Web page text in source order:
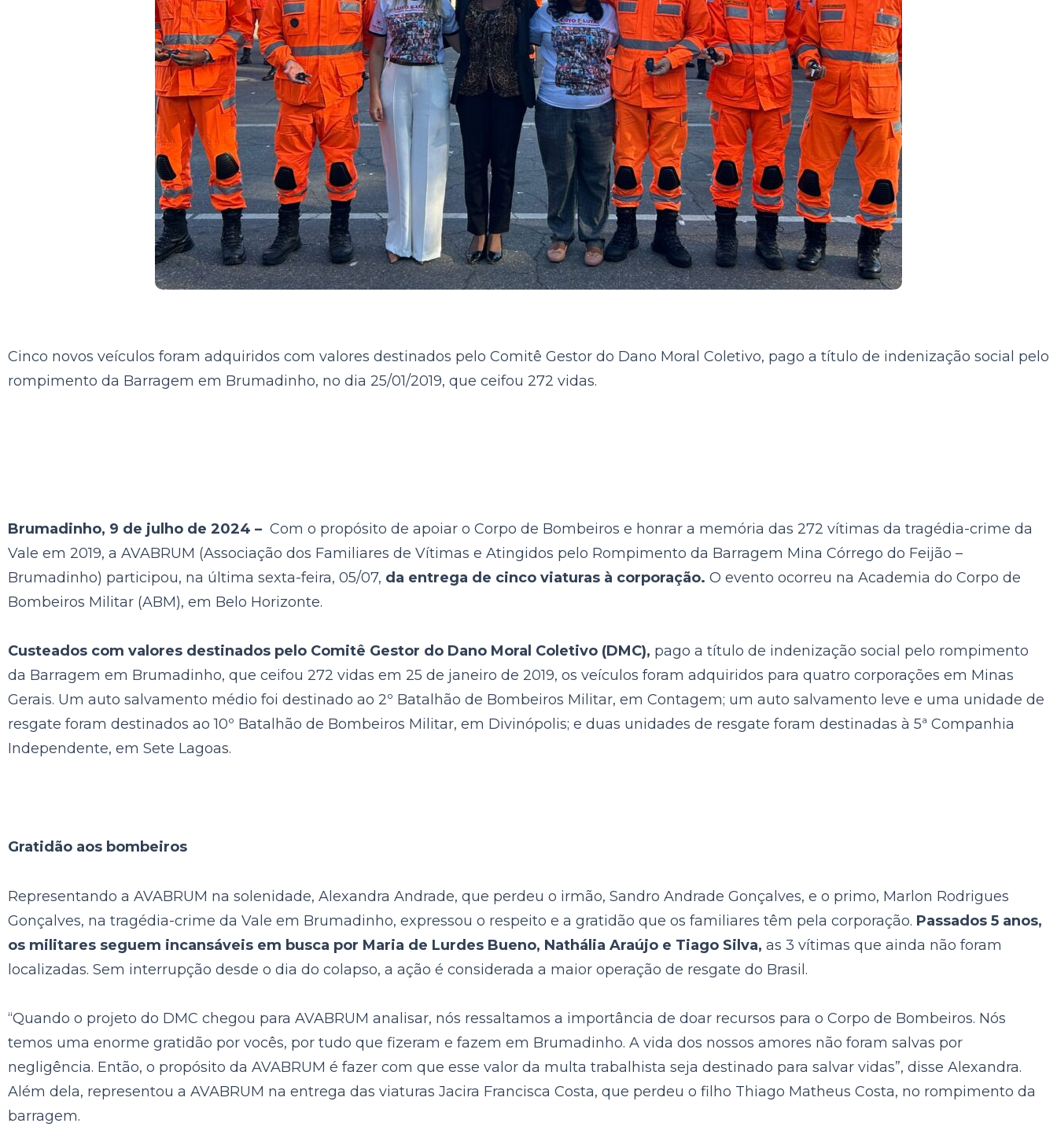
Cinco novos veículos foram adquiridos com valores destinados pelo Comitê Gestor do Dano Moral Coletivo, pago a título de indenização social pelo
rompimento da Barragem em Brumadinho, no dia 25/01/2019, que ceifou 272 vidas.
Brumadinho, 9 de julho de 2024 – Com o propósito de apoiar o Corpo de Bombeiros e honrar a memória das 272 vítimas da tragédia-crime da
Vale em 2019, a AVABRUM (Associação dos Familiares de Vítimas e Atingidos pelo Rompimento da Barragem Mina Córrego do Feijão –
Brumadinho) participou, na última sexta-feira, 05/07, da entrega de cinco viaturas à corporação. O evento ocorreu na Academia do Corpo de
Bombeiros Militar (ABM), em Belo Horizonte.
Custeados com valores destinados pelo Comitê Gestor do Dano Moral Coletivo (DMC), pago a título de indenização social pelo rompimento
da Barragem em Brumadinho, que ceifou 272 vidas em 25 de janeiro de 2019, os veículos foram adquiridos para quatro corporações em Minas
Gerais. Um auto salvamento médio foi destinado ao 2º Batalhão de Bombeiros Militar, em Contagem; um auto salvamento leve e uma unidade de
resgate foram destinados ao 10º Batalhão de Bombeiros Militar, em Divinópolis; e duas unidades de resgate foram destinadas à 5ª Companhia
Independente, em Sete Lagoas.
Gratidão aos bombeiros
Representando a AVABRUM na solenidade, Alexandra Andrade, que perdeu o irmão, Sandro Andrade Gonçalves, e o primo, Marlon Rodrigues
Gonçalves, na tragédia-crime da Vale em Brumadinho, expressou o respeito e a gratidão que os familiares têm pela corporação. Passados 5 anos,
os militares seguem incansáveis em busca por Maria de Lurdes Bueno, Nathália Araújo e Tiago Silva, as 3 vítimas que ainda não foram
localizadas. Sem interrupção desde o dia do colapso, a ação é considerada a maior operação de resgate do Brasil.
“Quando o projeto do DMC chegou para AVABRUM analisar, nós ressaltamos a importância de doar recursos para o Corpo de Bombeiros. Nós
temos uma enorme gratidão por vocês, por tudo que fizeram e fazem em Brumadinho. A vida dos nossos amores não foram salvas por
negligência. Então, o propósito da AVABRUM é fazer com que esse valor da multa trabalhista seja destinado para salvar vidas”, disse Alexandra.
Além dela, representou a AVABRUM na entrega das viaturas Jacira Francisca Costa, que perdeu o filho Thiago Matheus Costa, no rompimento da
barragem.